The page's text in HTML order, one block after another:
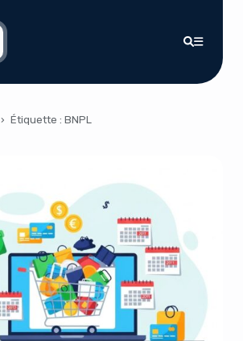
› Étiquette : BNPL